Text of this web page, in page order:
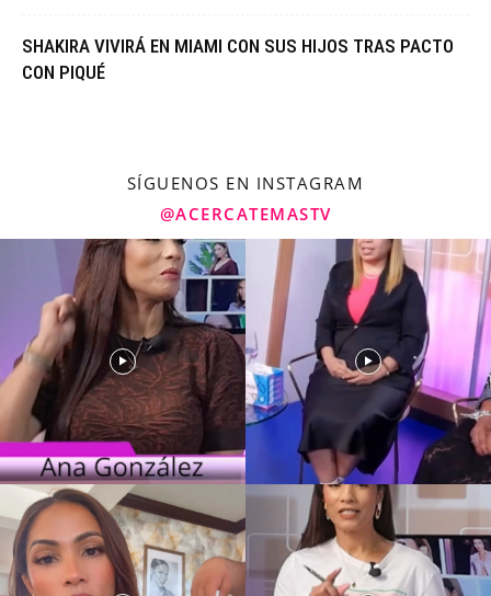
SHAKIRA VIVIRÁ EN MIAMI CON SUS HIJOS TRAS PACTO
CON PIQUÉ
SÍGUENOS EN INSTAGRAM
@ACERCATEMASTV